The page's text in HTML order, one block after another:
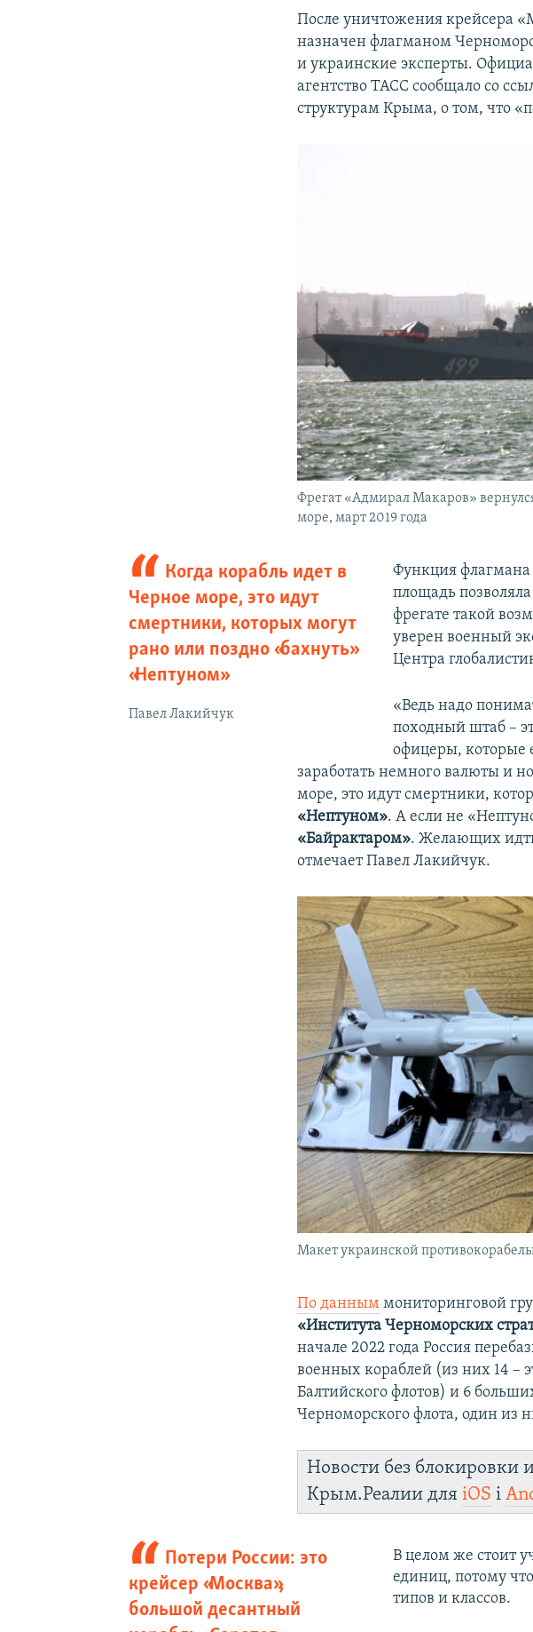
После уничтожения крейсера
назначен флагманом
и украинские эксперты.
агентство ТАСС сообщало со
структурам Крыма, о том, что
Фрегат «Адмирал Макаров»
море, март 2019 года
Когда корабль идет в
Черное море, это идут
смертники, которых могут
рано или поздно «бахнуть»
«Нептуном»
Павел Лакийчук
Функция флагмана
площадь
фрегате такой
уверен военный
Центра
«Ведь надо
походный штаб –
офицеры, которые
заработать немного валюты и
море, это идут смертники,
«Нептуном». А если не
«Байрактаром». Желающих
отмечает Павел Лакийчук.
Макет украинской
По данным мониторинговой
«Института Черноморских
начале 2022 года Россия
военных кораблей (из них 14 –
Балтийского флотов) и 6
Черноморского флота, один из
Новости без блокировки
Крым.Реалии дляiOS і
Потери России: это
крейсер «Москва»,
большой десантный
В целом же стоит
единиц, потому
типов и классов.